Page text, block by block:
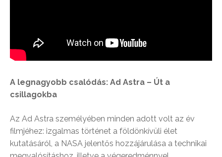
A legnagyobb csalódás: Ad Astra – Út a
csillagokba
Az Ad Astra személyében minden adott volt az év
filmjéhez: izgalmas történet a földönkívüli élet
kutatásáról, a NASA jelentős hozzájárulása a technikai